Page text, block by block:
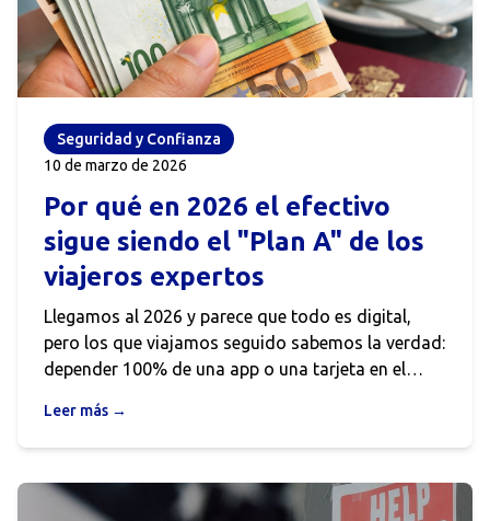
Seguridad y Confianza
10 de marzo de 2026
Por qué en 2026 el efectivo
sigue siendo el "Plan A" de los
viajeros expertos
Llegamos al 2026 y parece que todo es digital,
pero los que viajamos seguido sabemos la verdad:
depender 100% de una app o una tarjeta en el
sistemas internacionales, bloqueos de seguridad
inesperados y esas comisiones ocultas que te
"antiguo", es tu seguro de vida.
Leer más →